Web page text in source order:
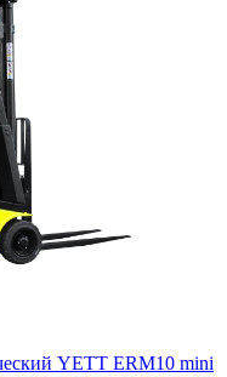
YETT ERM10 mini